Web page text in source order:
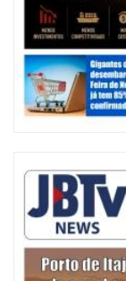
Itajaí avança na
ITAPEMA